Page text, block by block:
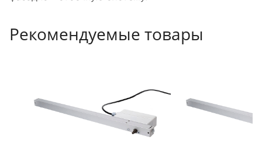
Рекомендуемые товары